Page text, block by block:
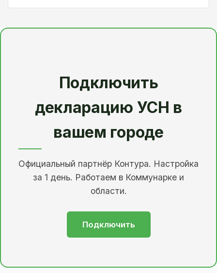
Подключить
декларацию УСН в
вашем городе
Официальный партнёр Контура. Настройка
за 1 день. Работаем в Коммунарке и
области.
Подключить